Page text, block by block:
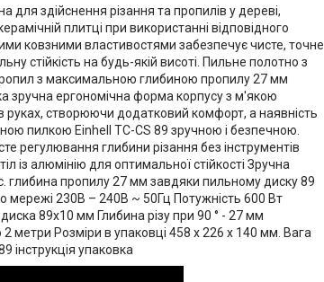
для здійснення різання та пропилів у дереві,
плитці при використанні відповідного
ковзними властивостями забезпечує чисте, точне
стійкість на будь-якій висоті. Пильне полотно з
з максимальною глибиною пропилу 27 мм
зручна ергономічна форма корпусу з м'якою
руках, створюючи додатковий комфорт, а наявність
пилкою Einhell TC-CS 89 зручною і безпечною.
регулювання глибини різання без інструментів
із алюмінію для оптимальної стійкості Зручна
пропилу 27 мм завдяки пильному диску 89
мережі 230В – 240В ~ 50Гц Потужність 600 Вт
89x10 мм Глибина різу при 90 ° - 27 мм
Розміри в упаковці 458 х 226 х 140 мм. Вага
інструкція упаковка